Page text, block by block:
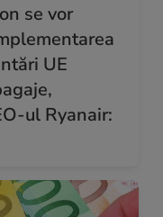
se vor
UE
ul Ryanair: